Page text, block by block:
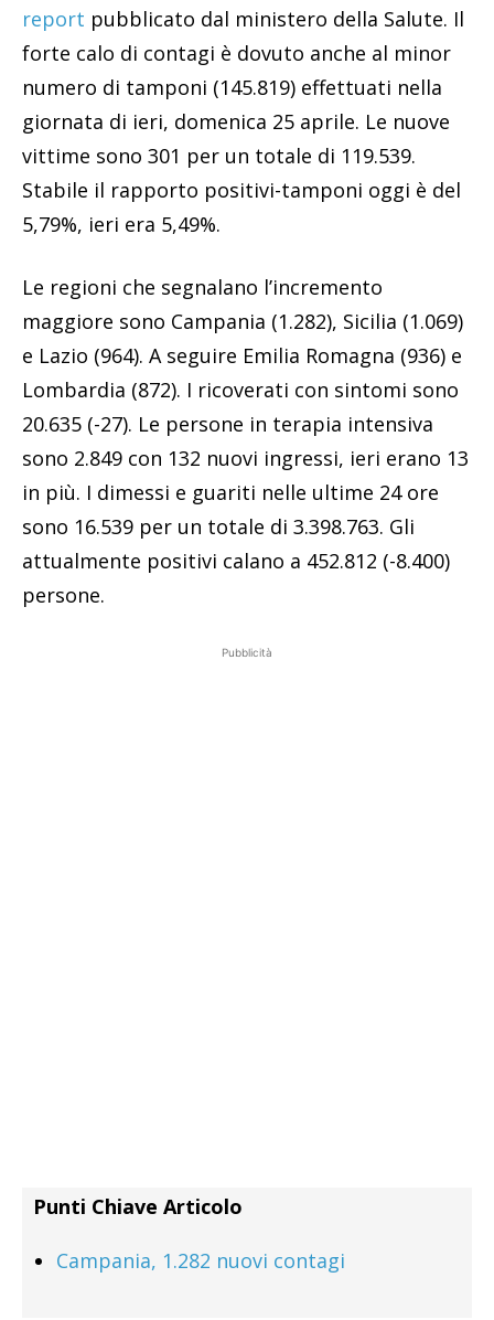
report pubblicato dal ministero della Salute. Il
forte calo di contagi è dovuto anche al minor
numero di tamponi (145.819) effettuati nella
giornata di ieri, domenica 25 aprile. Le nuove
vittime sono 301 per un totale di 119.539.
Stabile il rapporto positivi-tamponi oggi è del
5,79%, ieri era 5,49%.
Le regioni che segnalano l’incremento
maggiore sono Campania (1.282), Sicilia (1.069)
e Lazio (964). A seguire Emilia Romagna (936) e
Lombardia (872). I ricoverati con sintomi sono
20.635 (-27). Le persone in terapia intensiva
sono 2.849 con 132 nuovi ingressi, ieri erano 13
in più. I dimessi e guariti nelle ultime 24 ore
sono 16.539 per un totale di 3.398.763. Gli
attualmente positivi calano a 452.812 (-8.400)
persone.
Pubblicità
Punti Chiave Articolo
Campania, 1.282 nuovi contagi